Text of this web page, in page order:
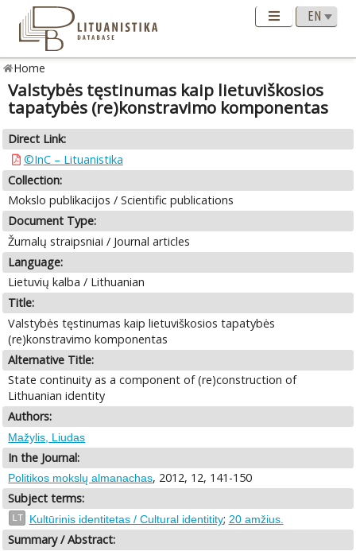
Home
Valstybės tęstinumas kaip lietuviškosios
tapatybės (re)konstravimo komponentas
Direct Link:
©InC – Lituanistika
Collection:
Mokslo publikacijos / Scientific publications
Document Type:
Žurnalų straipsniai / Journal articles
Language:
Lietuvių kalba / Lithuanian
Title:
Valstybės tęstinumas kaip lietuviškosios tapatybės
(re)konstravimo komponentas
Alternative Title:
State continuity as a component of (re)construction of
Lithuanian identity
Authors:
Mažylis, Liudas
In the Journal:
Politikos mokslų almanachas, 2012, 12, 141-150
Subject terms:
LT Kultūrinis identitetas / Cultural identitity; 20 amžius.
Summary / Abstract: